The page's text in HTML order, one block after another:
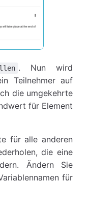
. Nun wird
Teilnehmer auf
die umgekehrte
für Element
für alle anderen
die eine
Ändern Sie
für